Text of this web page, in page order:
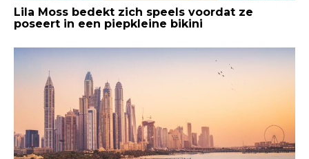
Lila Moss bedekt zich speels voordat ze
poseert in een piepkleine bikini